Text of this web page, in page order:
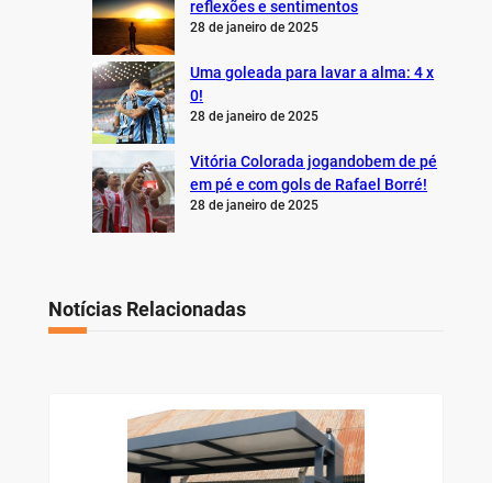
reflexões e sentimentos
28 de janeiro de 2025
Uma goleada para lavar a alma: 4 x
0!
28 de janeiro de 2025
Vitória Colorada jogandobem de pé
em pé e com gols de Rafael Borré!
28 de janeiro de 2025
Notícias Relacionadas